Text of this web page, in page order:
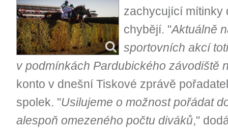
zachycující mítinky
chybějí. "Aktuálně
sportovních akcí
v podmínkách Pardubického závodiště
konto v dnešní Tiskové zprávě
spolek. "Usilujeme o možnost pořádat
alespoň omezeného počtu diváků,"